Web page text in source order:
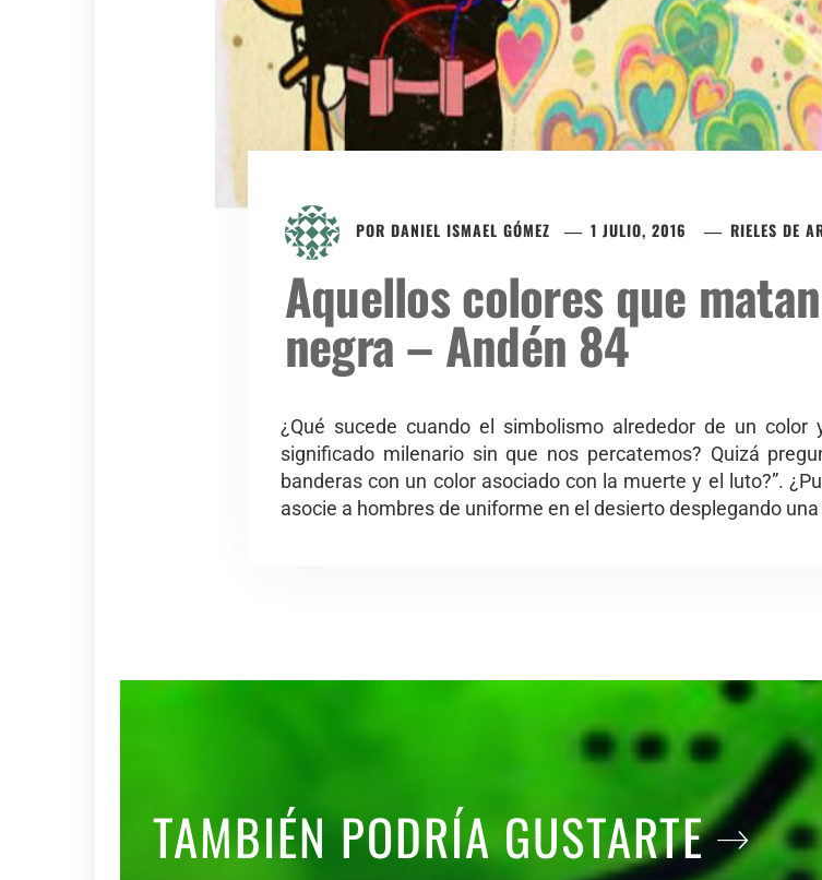
POR DANIEL ISMAEL GÓMEZ 1 JULIO, 2016 RIELES DE
Aquellos colores que
negra – Andén 84
¿Qué sucede cuando el simbolismo alrededor de un
significado milenario sin que nos percatemos? Quizá
banderas con un color asociado con la muerte y el luto?”.
asocie a hombres de uniforme en el desierto desplegando
TAMBIÉN PODRÍA GUSTARTE